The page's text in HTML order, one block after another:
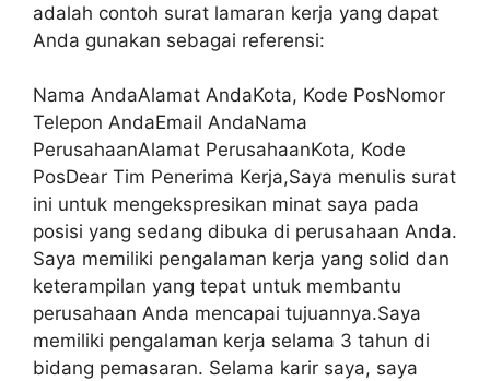
adalah contoh surat lamaran kerja yang dapat
Anda gunakan sebagai referensi:
Nama AndaAlamat AndaKota, Kode PosNomor
Telepon AndaEmail AndaNama
PerusahaanAlamat PerusahaanKota, Kode
PosDear Tim Penerima Kerja,Saya menulis surat
ini untuk mengekspresikan minat saya pada
posisi yang sedang dibuka di perusahaan Anda.
Saya memiliki pengalaman kerja yang solid dan
keterampilan yang tepat untuk membantu
perusahaan Anda mencapai tujuannya.Saya
memiliki pengalaman kerja selama 3 tahun di
bidang pemasaran. Selama karir saya, saya